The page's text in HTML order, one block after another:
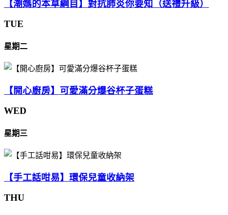
【潮媽的本草綱目】對抗肺炎你要知（送禮升級）
TUE
星期二
【開心廚房】可愛滿分爆谷杯子蛋糕
WED
星期三
【手工話咁易】環保兒童收納架
THU